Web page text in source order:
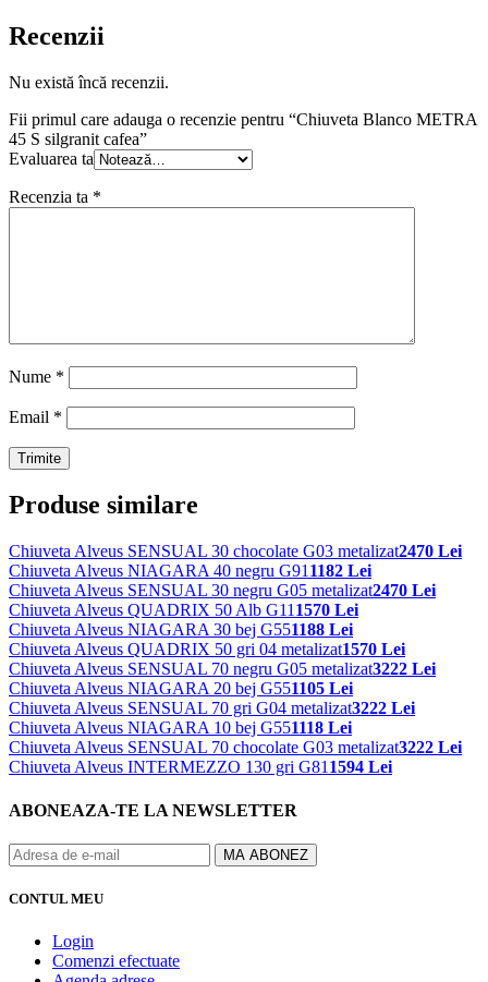
Recenzii
Nu există încă recenzii.
Fii primul care adauga o recenzie pentru “Chiuveta Blanco METRA
45 S silgranit cafea”
Evaluarea ta
Recenzia ta *
Nume *
Email *
Produse similare
Chiuveta Alveus SENSUAL 30 chocolate G03 metalizat2470 Lei
Chiuveta Alveus NIAGARA 40 negru G91 1182 Lei
Chiuveta Alveus SENSUAL 30 negru G05 metalizat2470 Lei
Chiuveta Alveus QUADRIX 50 Alb G11 1570 Lei
Chiuveta Alveus NIAGARA 30 bej G551188 Lei
Chiuveta Alveus QUADRIX 50 gri 04 metalizat1570 Lei
Chiuveta Alveus SENSUAL 70 negru G05 metalizat3222 Lei
Chiuveta Alveus NIAGARA 20 bej G551105 Lei
Chiuveta Alveus SENSUAL 70 gri G04 metalizat3222 Lei
Chiuveta Alveus NIAGARA 10 bej G551118 Lei
Chiuveta Alveus SENSUAL 70 chocolate G03 metalizat3222 Lei
Chiuveta Alveus INTERMEZZO 130 gri G81 1594 Lei
ABONEAZA-TE LA NEWSLETTER
CONTUL MEU
Login
Comenzi efectuate